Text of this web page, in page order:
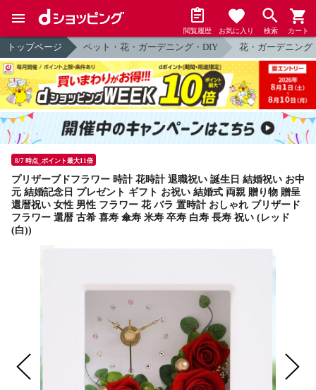
閲覧履歴 お気に入り 検索 カート
トップページ ペット・花・ガーデニング・DIY 花・ガーデニング
8/7 時点_ポイント最大11倍
プリザーブドフラワー 時計 花時計 退職祝い 誕生日 結婚祝い お中
元 結婚記念日 プレゼント ギフト お祝い 結婚式 両親 贈り物 贈呈
還暦祝い 女性 男性 フラワー 花 バラ 置時計 おしゃれ ブリザード
フラワー 還暦 古希 喜寿 傘寿 米寿 卒寿 白寿 長寿 祝い (レッド
(白))